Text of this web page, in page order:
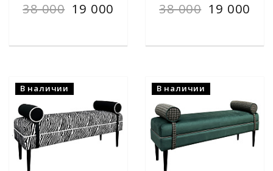
38 000 19 000
38 000 19 000
В наличии В наличии